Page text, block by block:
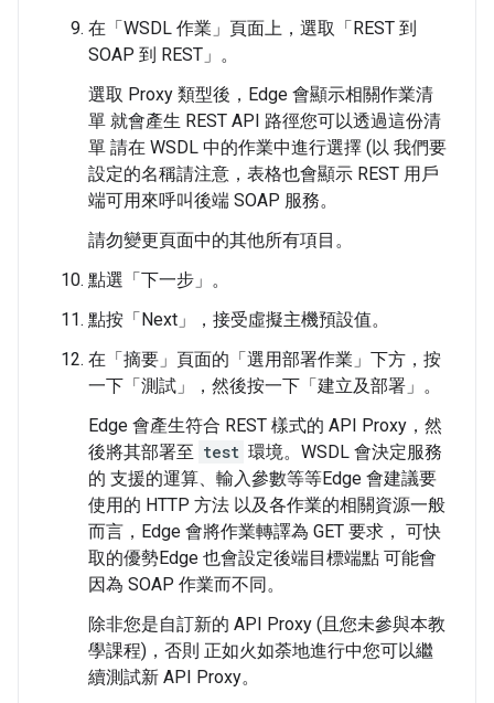
在「WSDL 作業」 頁面上，選取「REST 到
SOAP 到 REST」 。
選取 Proxy 類型後，Edge 會顯示相關作業清
單 就會產生 REST API 路徑您可以透過這份清
單 請在 WSDL 中的作業中進行選擇 (以 我們要
設定的名稱請注意，表格也會顯示 REST 用戶
端可用來呼叫後端 SOAP 服務。
請勿變更頁面中的其他所有項目。
點選「下一步」。
點按「Next」
，接受虛擬主機預設值。
在「摘要」 頁面的「選用部署作業」下方，按
一下「測試」
，然後按一下「建立及部署」 。
Edge 會產生符合 REST 樣式的 API Proxy，然
後將其部署至 test 環境。WSDL 會決定服務
的 支援的運算、輸入參數等等Edge 會建議要
使用的 HTTP 方法 以及各作業的相關資源一般
而言，Edge 會將作業轉譯為 GET 要求， 可快
取的優勢Edge 也會設定後端目標端點 可能會
因為 SOAP 作業而不同。
除非您是自訂新的 API Proxy (且您未參與本教
學課程)，否則 正如火如荼地進行中您可以繼
續測試新 API Proxy。